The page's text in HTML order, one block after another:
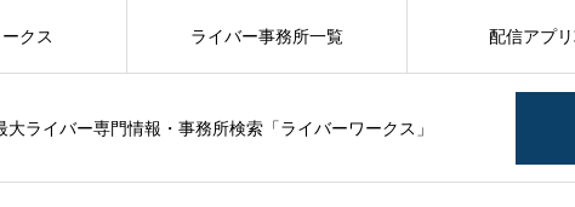
大ライバー専門情報・事務所検索「ライバーワークス」
クス ライバー事務所一覧 配信アプ